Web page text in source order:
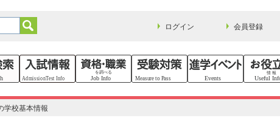
ログイン 会員登録
学校基本情報